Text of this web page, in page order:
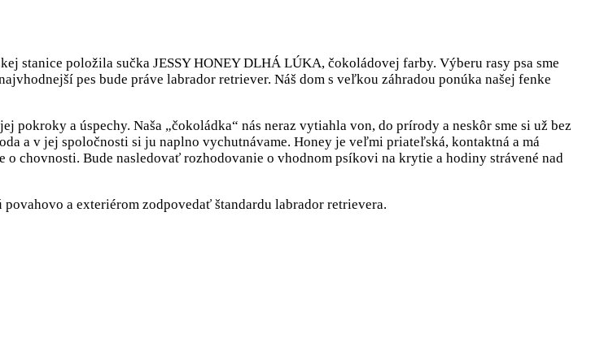
stanice položila sučka JESSY HONEY DLHÁ LÚKA, čokoládovej farby. Výberu rasy psa sme
pes bude práve labrador retriever. Náš dom s veľkou záhradou ponúka našej fenke
a úspechy. Naša „čokoládka“ nás neraz vytiahla von, do prírody a neskôr sme si už bez
a v jej spoločnosti si ju naplno vychutnávame. Honey je veľmi priateľská, kontaktná a má
chovnosti. Bude nasledovať rozhodovanie o vhodnom psíkovi na krytie a hodiny strávené nad
a exteriérom zodpovedať štandardu labrador retrievera.